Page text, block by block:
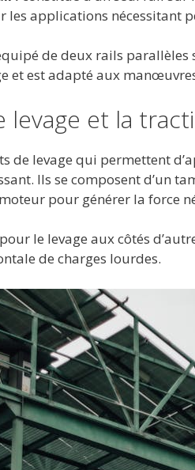
les applications nécessitant
de deux rails
et est adapté aux
levage et la
de levage qui permettent
Ils se composent d’un
pour générer la force
le levage aux côtés
de charges lourdes.